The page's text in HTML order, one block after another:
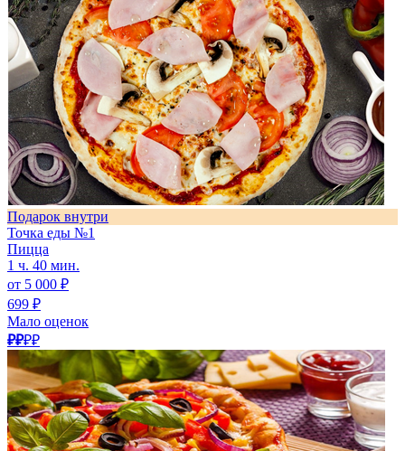
Подарок внутри
Точка еды №1
Пицца
1 ч. 40 мин.
от 5 000 ₽
699 ₽
Мало оценок
₽₽₽₽